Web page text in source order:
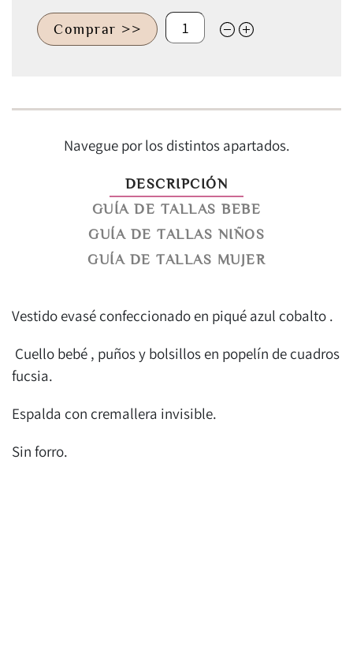
Comprar >>
Navegue por los distintos apartados.
DESCRIPCIÓN
GUÍA DE TALLAS BEBE
GUÍA DE TALLAS NIÑOS
GUÍA DE TALLAS MUJER
Vestido evasé confeccionado en piqué azul cobalto .
Cuello bebé , puños y bolsillos en popelín de cuadros
fucsia.
Espalda con cremallera invisible.
Sin forro.